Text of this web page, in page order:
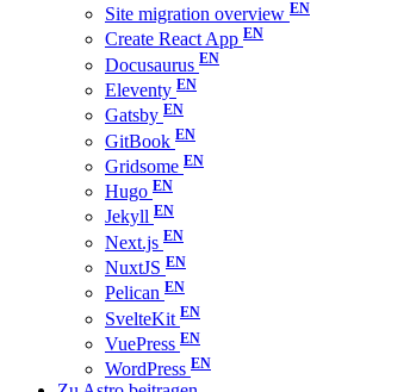
Site migration overview
Create React App
Docusaurus
Eleventy
Gatsby
GitBook
Gridsome
Hugo
Jekyll
Next.js
NuxtJS
Pelican
SvelteKit
VuePress
WordPress